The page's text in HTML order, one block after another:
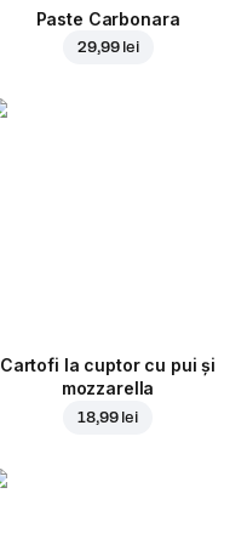
Paste Carbonara
29,99 lei
Cartofi la cuptor cu pui și
mozzarella
18,99 lei